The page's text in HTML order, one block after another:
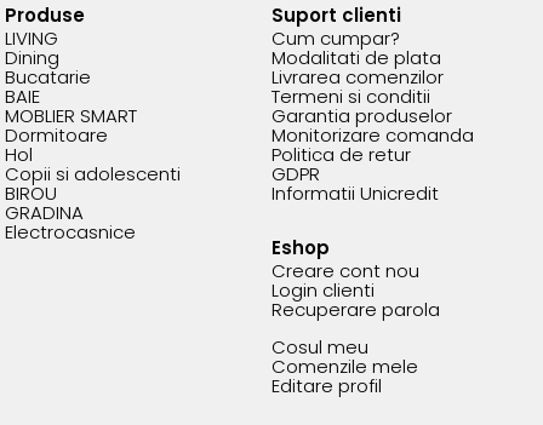
Produse
LIVING
Dining
Bucatarie
BAIE
MOBLIER SMART
Dormitoare
Hol
Copii si adolescenti
BIROU
GRADINA
Electrocasnice
Suport clienti
Cum cumpar?
Modalitati de plata
Livrarea comenzilor
Termeni si conditii
Garantia produselor
Monitorizare comanda
Politica de retur
GDPR
Informatii Unicredit
Eshop
Creare cont nou
Login clienti
Recuperare parola
Cosul meu
Comenzile mele
Editare profil